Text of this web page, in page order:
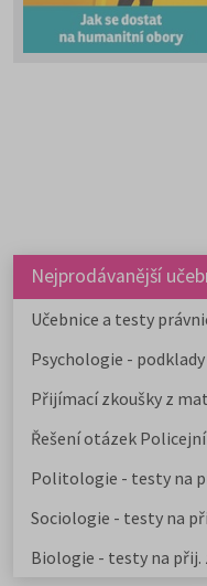
Nejprodávanější
Učebnice a testy
Psychologie -
Přijímací zkoušky z
Řešení otázek
Politologie - testy na
Sociologie - testy na
Biologie - testy na přij.